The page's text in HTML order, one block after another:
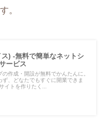
。
ス) -無料で簡単なネットシ
ービス
の作成・開設が無料でかんたんに。
ず、どなたでもすぐに開業できま
イトを作りたく...